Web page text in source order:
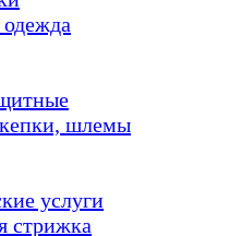
шлемы
услуги
стрижка